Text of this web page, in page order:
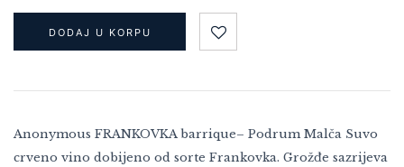
DODAJ U KORPU
Anonymous FRANKOVKA barrique– Podrum Malča Suvo
crveno vino dobijeno od sorte Frankovka. Grožđe sazrijeva